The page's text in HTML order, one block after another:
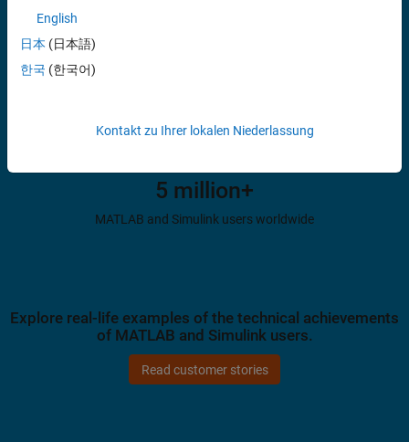
5 million+
MATLAB and Simulink users worldwide
Explore real-life examples of the technical achievements
of MATLAB and Simulink users.
Read customer stories
English
日本 (日本語)
한국 (한국어)
Kontakt zu Ihrer lokalen Niederlassung